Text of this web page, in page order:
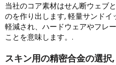
当社のコア素材はせん断ウェブ
のを作り出します, 軽量サンド
軽減され、ハードウェアやフレ
ことを意味します。.
スキン用の精密合金の選択